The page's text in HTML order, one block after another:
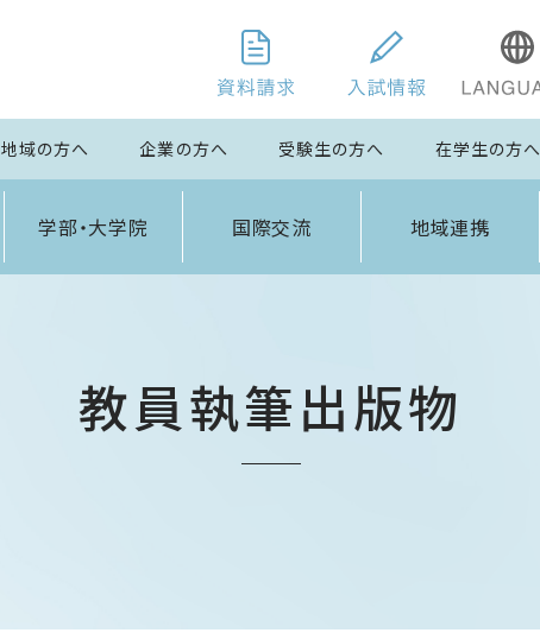
地域の方へ 企業の方へ 受験生の方へ 在学生の方へ
学部・大学院 国際交流 地域連携
教員執筆出版物